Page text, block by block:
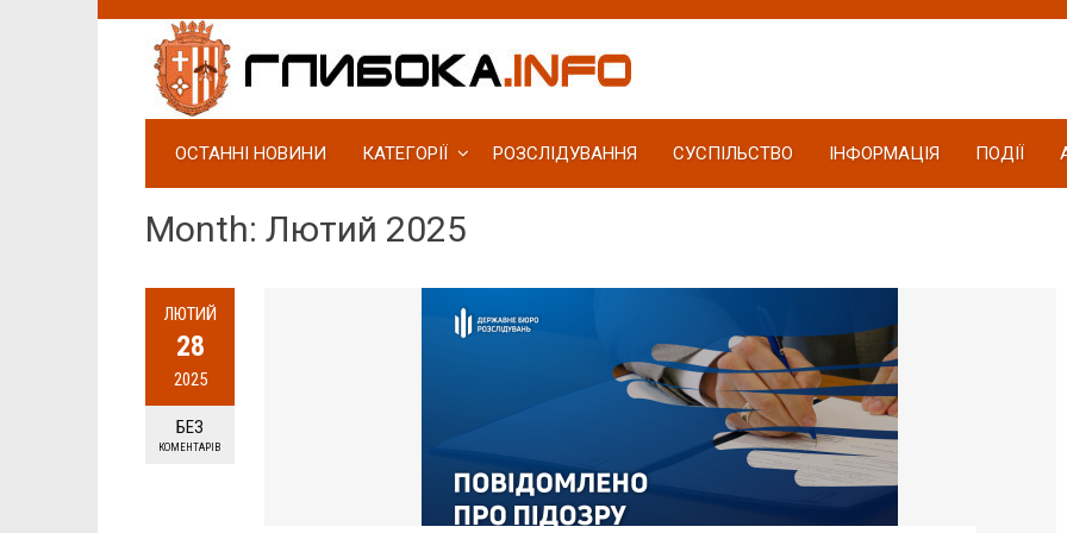
ОСТАННІ НОВИНИ КАТЕГОРІЇ РОЗСЛІДУВАННЯ СУСПІЛЬСТВО ІНФОРМАЦІЯ ПОДІЇ
Month: Лютий 2025
ЛЮТИЙ
28
2025
БЕЗ
КОМЕНТАРІВ